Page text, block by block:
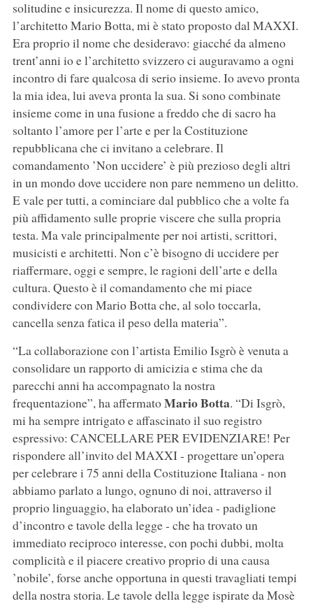
solitudine e insicurezza. Il nome di questo amico,
l’architetto Mario Botta, mi è stato proposto dal MAXXI.
Era proprio il nome che desideravo: giacché da almeno
trent’anni io e l’architetto svizzero ci auguravamo a ogni
incontro di fare qualcosa di serio insieme. Io avevo pronta
la mia idea, lui aveva pronta la sua. Si sono combinate
insieme come in una fusione a freddo che di sacro ha
soltanto l’amore per l’arte e per la Costituzione
repubblicana che ci invitano a celebrare. Il
comandamento ’Non uccidere’ è più prezioso degli altri
in un mondo dove uccidere non pare nemmeno un delitto.
E vale per tutti, a cominciare dal pubblico che a volte fa
più affidamento sulle proprie viscere che sulla propria
testa. Ma vale principalmente per noi artisti, scrittori,
musicisti e architetti. Non c’è bisogno di uccidere per
riaffermare, oggi e sempre, le ragioni dell’arte e della
cultura. Questo è il comandamento che mi piace
condividere con Mario Botta che, al solo toccarla,
cancella senza fatica il peso della materia”.
“La collaborazione con l’artista Emilio Isgrò è venuta a
consolidare un rapporto di amicizia e stima che da
parecchi anni ha accompagnato la nostra
frequentazione”, ha affermatoMario Botta. “Di Isgrò,
mi ha sempre intrigato e affascinato il suo registro
espressivo: CANCELLARE PER EVIDENZIARE! Per
rispondere all’invito del MAXXI - progettare un’opera
per celebrare i 75 anni della Costituzione Italiana - non
abbiamo parlato a lungo, ognuno di noi, attraverso il
proprio linguaggio, ha elaborato un’idea - padiglione
d’incontro e tavole della legge - che ha trovato un
immediato reciproco interesse, con pochi dubbi, molta
complicità e il piacere creativo proprio di una causa
’nobile’, forse anche opportuna in questi travagliati tempi
della nostra storia. Le tavole della legge ispirate da Mosè